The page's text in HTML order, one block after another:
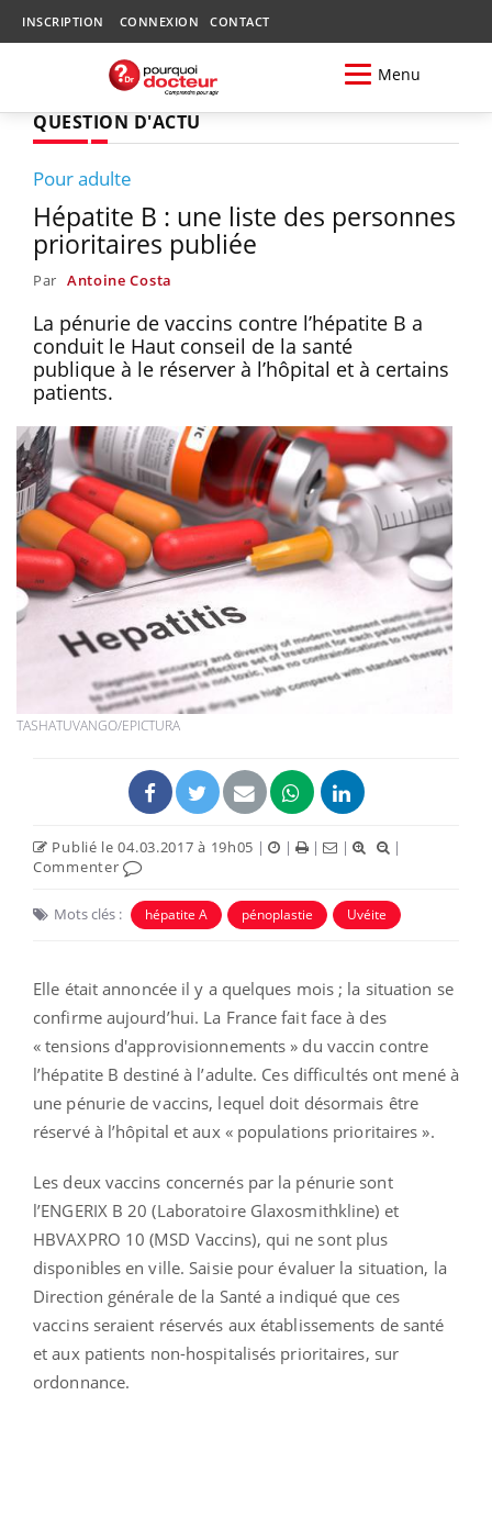
INSCRIPTION CONNEXION CONTACT
Menu
QUESTION D'ACTU
Pour adulte
Hépatite B : une liste des personnes
prioritaires publiée
Par Antoine Costa
La pénurie de vaccins contre l’hépatite B a
conduit le Haut conseil de la santé
publique à le réserver à l’hôpital et à certains
patients.
TASHATUVANGO/EPICTURA
Publié le 04.03.2017 à 19h05 | | | |
|
Commenter
Mots clés : hépatite A pénoplastie Uvéite
Elle était annoncée il y a quelques mois ; la situation se
confirme aujourd’hui. La France fait face à des
« tensions d'approvisionnements » du vaccin contre
l’hépatite B destiné à l’adulte. Ces difficultés ont mené à
une pénurie de vaccins, lequel doit désormais être
réservé à l’hôpital et aux « populations prioritaires ».
Les deux vaccins concernés par la pénurie sont
l’ENGERIX B 20 (Laboratoire Glaxosmithkline) et
HBVAXPRO 10 (MSD Vaccins), qui ne sont plus
disponibles en ville. Saisie pour évaluer la situation, la
Direction générale de la Santé a indiqué que ces
vaccins seraient réservés aux établissements de santé
et aux patients non-hospitalisés prioritaires, sur
ordonnance.